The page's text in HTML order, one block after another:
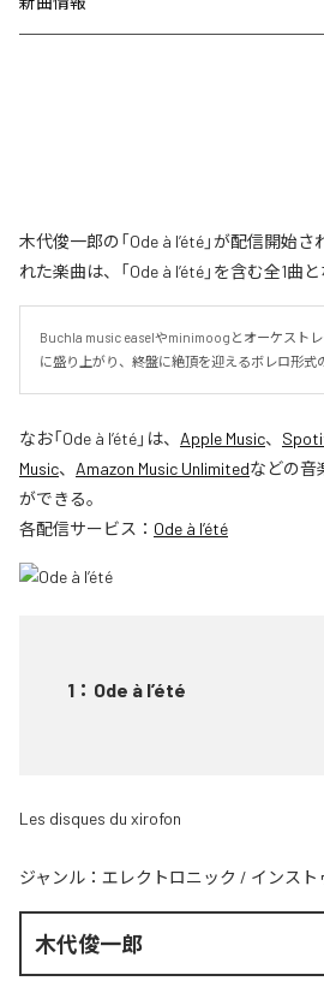
木代俊一郎の「Ode à l’été」が配信開始
れた楽曲は、「Ode à l’été」を含む全1曲
Buchla music easelやminimoogとオーケスト
に盛り上がり、終盤に絶頂を迎えるボレロ形式
なお「Ode à l’été」は、 Apple Music、
Music、 Amazon Music Unlimitedなどの音
ができる。
各配信サービス： Ode à l’été
1 ： Ode à l’été
Les disques du xirofon
ジャンル： エレクトロニック / インスト
木代俊一郎